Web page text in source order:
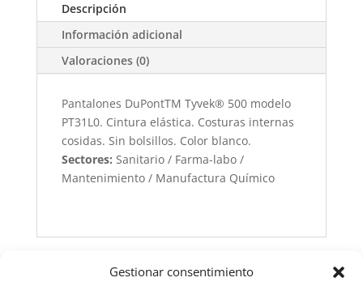
Gestionar consentimiento
Descripción
Información adicional
Valoraciones (0)
Pantalones DuPontTM Tyvek® 500 modelo
PT31L0. Cintura elástica. Costuras internas
cosidas. Sin bolsillos. Color blanco.
Sectores: Sanitario / Farma-labo /
Mantenimiento / Manufactura Químico